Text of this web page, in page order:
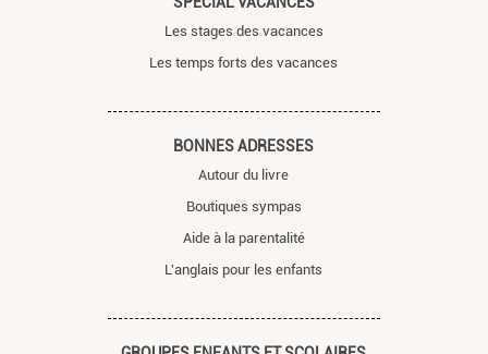
Les stages des vacances
Les temps forts des vacances
BONNES ADRESSES
Autour du livre
Boutiques sympas
Aide à la parentalité
L'anglais pour les enfants